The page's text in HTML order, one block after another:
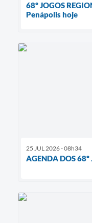
68º JOGOS
Penápolis hoje
25 JUL 2026 - 08h34
AGENDA DOS